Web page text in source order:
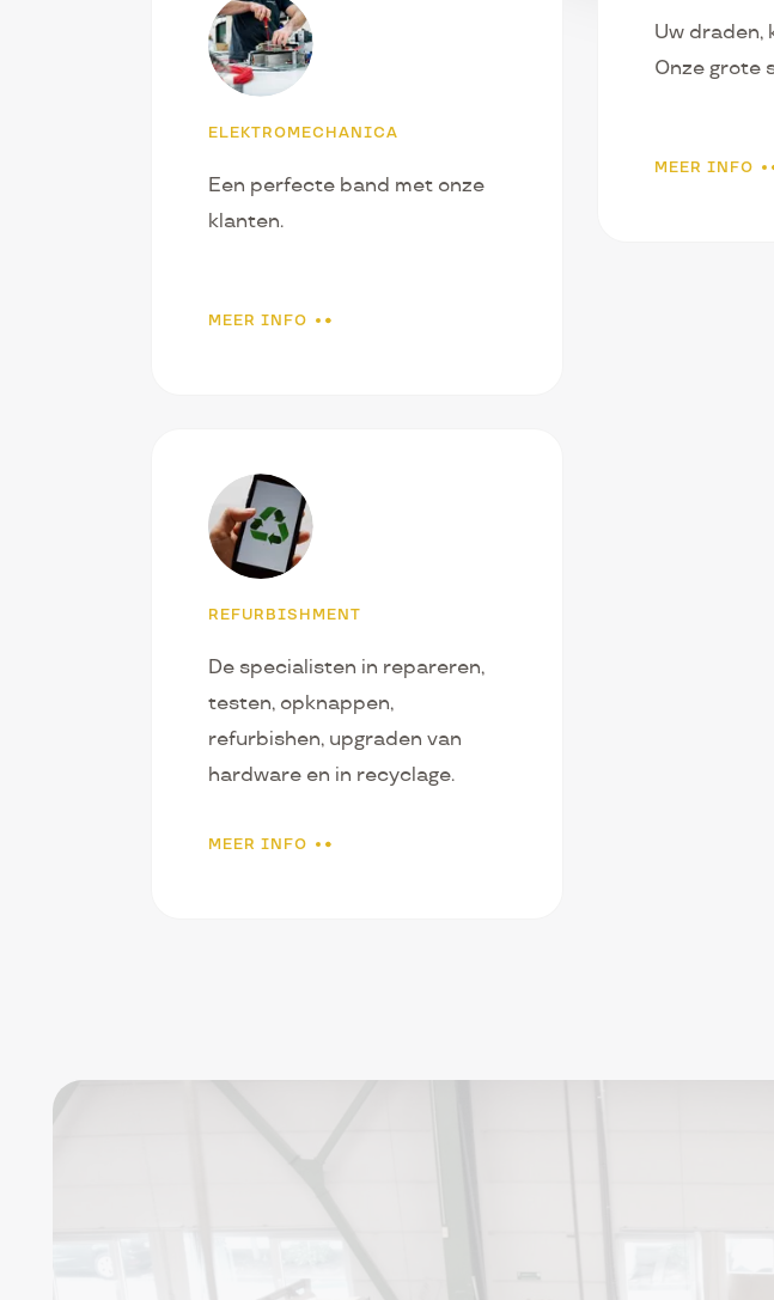
services
ELEKTROMECHANICA
Een perfecte band met onze
klanten.
MEER INFO
Uw draden,
Onze grote
MEER INFO
REFURBISHMENT
De specialisten in repareren,
testen, opknappen,
refurbishen, upgraden van
hardware en in recyclage.
MEER INFO